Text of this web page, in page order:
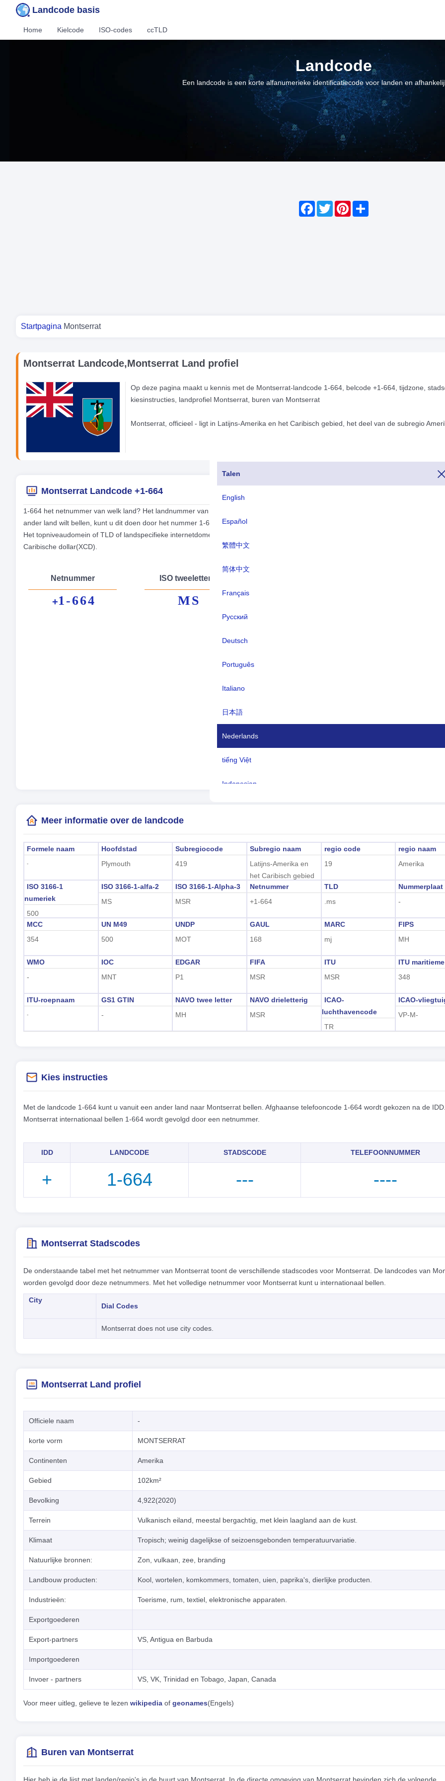
Landcode basis
Talen
English
Español
繁體中文
简体中文
Français
Русский
Deutsch
Português
Italiano
日本語
Nederlands
tiếng Việt
Indonesian
Home Kielcode ISO-codes ccTLD
Landcode
Een landcode is een korte alfanumerieke identificatiecode voor landen en
Facebook
Twitter
Pinterest
Share
Je bent hier
Startpagina Montserrat
Montserrat Landcode,Montserrat Land profiel
Op deze pagina maakt u kennis met de Montserrat-landcode 1-664, belcode +1-664, tijdzone,
kiesinstructies, landprofiel Montserrat, buren van Montserrat
Montserrat, officieel - ligt in Latijns-Amerika en het Caribisch gebied, het deel van de subregio
Montserrat Landcode +1-664
1-664 het netnummer van welk land? Het landnummer van de telefoon van Montserrat is het nummer 1-664. Als u Montserrat vanuit
ander land wilt bellen, kunt u dit doen door het nummer 1-664 te kiezen, voor het hele telefoonnummer van Montserrat begint met +1-
Het topniveaudomein of TLD of landspecifieke internetdomeinen voor Montserrat eindigen op .ms en de valutanaam van Montserrat
Caribische dollar(XCD).
Netnummer
+1-664
ISO tweeletterig
MS
Formele naam:
Tijdzone:
Zomertijd:
(Plymouth)
Meer informatie over de landcode
Formele naam
-
Hoofdstad
Plymouth
Subregiocode
419
Subregio naam
Latijns-Amerika en
het Caribisch gebied
regio code
19
regio naam
Amerika
ISO 3166-1
numeriek
500
ISO 3166-1-alfa-2
MS
ISO 3166-1-Alpha-3
MSR
Netnummer
+1-664
TLD
.ms
-
MCC
354
UN M49
500
UNDP
MOT
GAUL
168
MARC
mj
FIPS
MH
WMO
-
IOC
MNT
EDGAR
P1
FIFA
MSR
ITU
MSR
ITU
348
ITU-roepnaam
-
GS1 GTIN
-
NAVO twee letter
MH
NAVO drieletterig
MSR
ICAO-
luchthavencode
TR
ICAO-
VP-M-
Kies instructies
Met de landcode 1-664 kunt u vanuit een ander land naar Montserrat bellen. Afghaanse telefooncode 1-664 wordt gekozen na de IDD.
Montserrat internationaal bellen 1-664 wordt gevolgd door een netnummer.
IDD LANDCODE STADSCODE TELEFOONNUMMER
+ 1-664 --- ----
Montserrat Stadscodes
De onderstaande tabel met het netnummer van Montserrat toont de verschillende stadscodes voor Montserrat. De landcodes van
worden gevolgd door deze netnummers. Met het volledige netnummer voor Montserrat kunt u internationaal bellen.
City
Dial Codes
Montserrat does not use city codes.
Montserrat Land profiel
Officiele naam -
korte vorm MONTSERRAT
Continenten Amerika
Gebied 102km²
Bevolking 4,922(2020)
Terrein Vulkanisch eiland, meestal bergachtig, met klein laagland aan de kust.
Klimaat Tropisch; weinig dagelijkse of seizoensgebonden temperatuurvariatie.
Natuurlijke bronnen: Zon, vulkaan, zee, branding
Landbouw producten: Kool, wortelen, komkommers, tomaten, uien, paprika's, dierlijke producten.
Industrieën: Toerisme, rum, textiel, elektronische apparaten.
Exportgoederen
Export-partners VS, Antigua en Barbuda
Importgoederen
Invoer - partners VS, VK, Trinidad en Tobago, Japan, Canada
Voor meer uitleg, gelieve te lezen wikipedia of geonames(Engels)
Buren van Montserrat